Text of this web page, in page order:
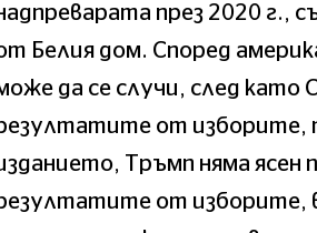
през 2020 г.,
Белия дом. Според
да се случи, след
от изборите,
Тръмп няма ясен
от изборите,